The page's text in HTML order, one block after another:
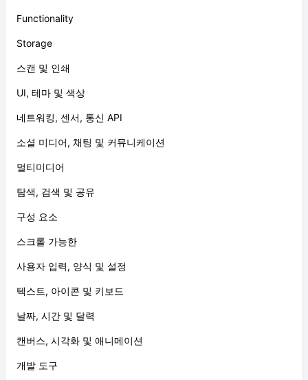
Functionality
Storage
스캔 및 인쇄
UI, 테마 및 색상
네트워킹, 센서, 통신 API
소셜 미디어, 채팅 및 커뮤니케이션
멀티미디어
탐색, 검색 및 공유
구성 요소
스크롤 가능한
사용자 입력, 양식 및 설정
텍스트, 아이콘 및 키보드
날짜, 시간 및 달력
캔버스, 시각화 및 애니메이션
개발 도구